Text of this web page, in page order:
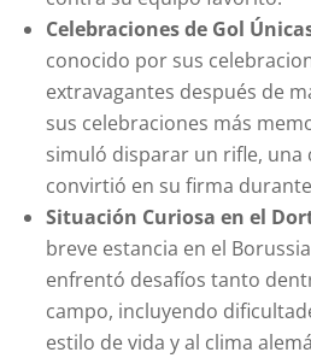
Celebraciones de Gol
conocido por sus
extravagantes después de
sus celebraciones más
simuló disparar un rifle, una
convirtió en su firma
Situación Curiosa en el
breve estancia en el
enfrentó desafíos tanto
campo, incluyendo
estilo de vida y al clima